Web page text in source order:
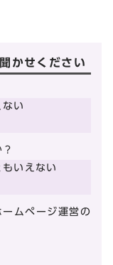
かせください
い
いえない
ムページ運営の